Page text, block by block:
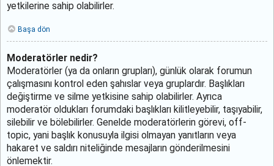
yetkilerine sahip olabilirler.
Başa dön
Moderatörler nedir?
Moderatörler (ya da onların grupları), günlük olarak forumun
çalışmasını kontrol eden şahıslar veya gruplardır. Başlıkları
değiştirme ve silme yetkisine sahip olabilirler. Ayrıca
moderatör oldukları forumdaki başlıkları kilitleyebilir, taşıyabilir,
silebilir ve bölebilirler. Genelde moderatörlerin görevi, off-
topic, yani başlık konusuyla ilgisi olmayan yanıtların veya
hakaret ve saldırı niteliğinde mesajların gönderilmesini
önlemektir.